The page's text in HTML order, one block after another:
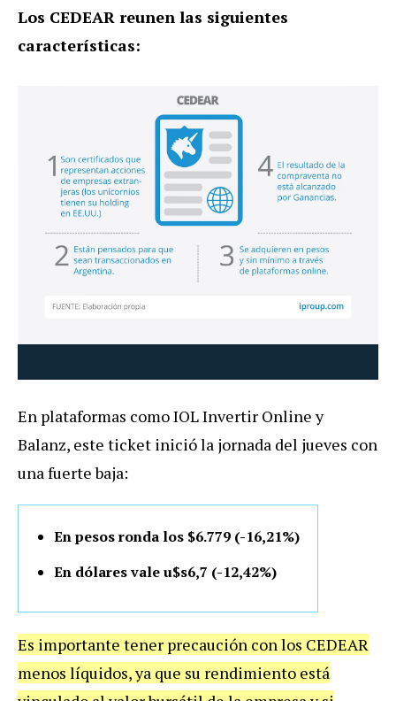
Los CEDEAR reunen las siguientes
características:
En plataformas como IOL Invertir Online y
Balanz, este ticket inició la jornada del jueves con
una fuerte baja:
En pesos ronda los $6.779 (-16,21%)
En dólares vale u$s6,7 (-12,42%)
Es importante tener precaución con los CEDEAR
menos líquidos, ya que su rendimiento está